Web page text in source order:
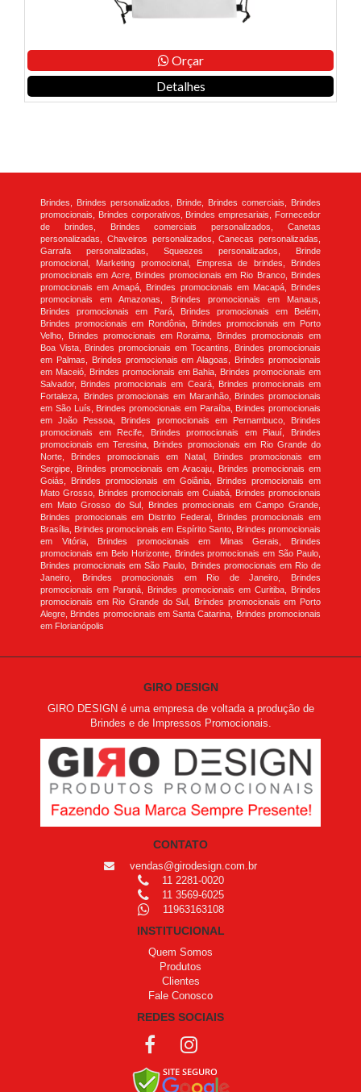
Orçar
Detalhes
Brindes, Brindes personalizados, Brinde, Brindes comerciais, Brindes
promocionais, Brindes corporativos, Brindes empresariais, Fornecedor
de brindes, Brindes comerciais personalizados, Canetas
personalizadas, Chaveiros personalizados, Canecas personalizadas,
Garrafa personalizadas, Squeezes personalizados, Brinde
promocional, Marketing promocional, Empresa de brindes, Brindes
promocionais em Acre, Brindes promocionais em Rio Branco, Brindes
promocionais em Amapá, Brindes promocionais em Macapá, Brindes
promocionais em Amazonas, Brindes promocionais em Manaus,
Brindes promocionais em Pará, Brindes promocionais em Belém,
Brindes promocionais em Rondônia, Brindes promocionais em Porto
Velho, Brindes promocionais em Roraima, Brindes promocionais em
Boa Vista, Brindes promocionais em Tocantins, Brindes promocionais
em Palmas, Brindes promocionais em Alagoas, Brindes promocionais
em Maceió, Brindes promocionais em Bahia, Brindes promocionais em
Salvador, Brindes promocionais em Ceará, Brindes promocionais em
Fortaleza, Brindes promocionais em Maranhão, Brindes promocionais
em São Luís, Brindes promocionais em Paraíba, Brindes promocionais
em João Pessoa, Brindes promocionais em Pernambuco, Brindes
promocionais em Recife, Brindes promocionais em Piauí, Brindes
promocionais em Teresina, Brindes promocionais em Rio Grande do
Norte, Brindes promocionais em Natal, Brindes promocionais em
Sergipe, Brindes promocionais em Aracaju, Brindes promocionais em
Goiás, Brindes promocionais em Goiânia, Brindes promocionais em
Mato Grosso, Brindes promocionais em Cuiabá, Brindes promocionais
em Mato Grosso do Sul, Brindes promocionais em Campo Grande,
Brindes promocionais em Distrito Federal, Brindes promocionais em
Brasília, Brindes promocionais em Espírito Santo, Brindes promocionais
em Vitória, Brindes promocionais em Minas Gerais, Brindes
promocionais em Belo Horizonte, Brindes promocionais em São Paulo,
Brindes promocionais em São Paulo, Brindes promocionais em Rio de
Janeiro, Brindes promocionais em Rio de Janeiro, Brindes
promocionais em Paraná, Brindes promocionais em Curitiba, Brindes
promocionais em Rio Grande do Sul, Brindes promocionais em Porto
Alegre, Brindes promocionais em Santa Catarina, Brindes promocionais
em Florianópolis
GIRO DESIGN
GIRO DESIGN é uma empresa de voltada a produção de
Brindes e de Impressos Promocionais.
CONTATO
vendas@girodesign.com.br
11 2281-0020
11 3569-6025
11963163108
INSTITUCIONAL
Quem Somos
Produtos
Clientes
Fale Conosco
REDES SOCIAIS